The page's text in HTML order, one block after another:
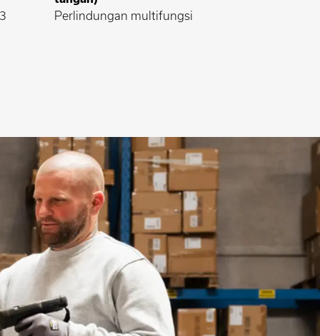
Perlindungan multifungsi